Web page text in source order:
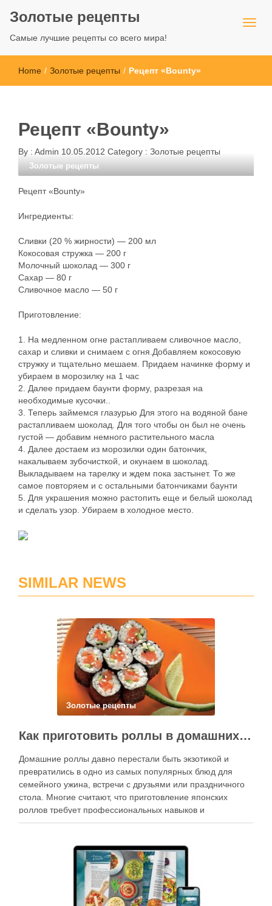
Золотые рецепты
Самые лучшие рецепты со всего мира!
Home / Золотые рецепты / Рецепт «Bounty»
Рецепт «Bounty»
By : Admin 10.05.2012 Category : Золотые рецепты
Золотые рецепты
Рецепт «Bounty»
Ингредиенты:
Сливки (20 % жирности) — 200 мл
Кокосовая стружка — 200 г
Молочный шоколад — 300 г
Сахар — 80 г
Сливочное масло — 50 г
Приготовление:
1. На медленном огне растапливаем сливочное масло,
сахар и сливки и снимаем с огня.Добавляем кокосовую
стружку и тщательно мешаем. Придаем начинке форму и
убираем в морозилку на 1 час
2. Далее придаем баунти форму, разрезая на
необходимые кусочки..
3. Теперь займемся глазурью Для этого на водяной бане
растапливаем шоколад. Для того чтобы он был не очень
густой — добавим немного растительного масла
4. Далее достаем из морозилки один батончик,
накалываем зубочисткой, и окунаем в шоколад.
Выкладываем на тарелку и ждем пока застынет. То же
самое повторяем и с остальными батончиками баунти
5. Для украшения можно растопить еще и белый шоколад
и сделать узор. Убираем в холодное место.
SIMILAR NEWS
Золотые рецепты
Как приготовить роллы в домашних условиях?
Домашние роллы давно перестали быть экзотикой и
превратились в одно из самых популярных блюд для
семейного ужина, встречи с друзьями или праздничного
стола. Многие считают, что приготовление японских
роллов требует профессиональных навыков и
специального оборудования, однако на практике сделать
кухне. Главное — …